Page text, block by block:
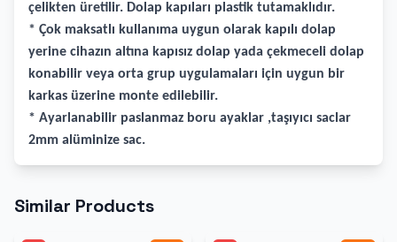
çelikten üretilir. Dolap kapıları plastik tutamaklıdır.
* Çok maksatlı kullanıma uygun olarak kapılı dolap
yerine cihazın altına kapısız dolap yada çekmeceli dolap
konabilir veya orta grup uygulamaları için uygun bir
karkas üzerine monte edilebilir.
* Ayarlanabilir paslanmaz boru ayaklar ,taşıyıcı saclar
2mm alüminize sac.
Similar Products